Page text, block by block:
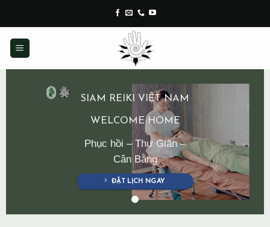
content
SIAM REIKI VIỆT NAM
WELCOME HOME
Phục hồi – Thư Giãn –
Cân Bằng
ĐẶT LỊCH NGAY